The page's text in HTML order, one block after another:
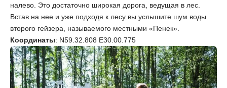
налево. Это достаточно широкая дорога, ведущая в лес.
Встав на нее и уже подходя к лесу вы услышите шум воды
второго гейзера, называемого местными «Пенек».
Координаты: N59.32.808 E30.00.775